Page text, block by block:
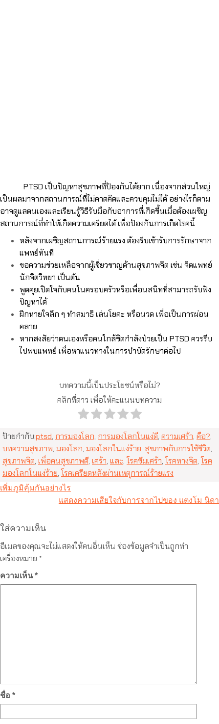
PTSD เป็นปัญหาสุขภาพที่ป้องกันได้ยาก เนื่องจากส่วนใหญ่
เป็นผลมาจากสถานการณ์ที่ไม่คาดคิดและควบคุมไม่ได้ อย่างไรก็ตาม
อาจดูแลตนเองและเรียนรู้วิธีรับมือกับอาการที่เกิดขึ้นเมื่อต้องเผชิญ
สถานการณ์ที่ทำให้เกิดความเครียดได้ เพื่อป้องกันการเกิดโรคนี้
หลังจากเผชิญสถานการณ์ร้ายแรง ต้องรีบเข้ารับการรักษาจาก
แพทย์ทันที
ขอความช่วยเหลือจากผู้เชี่ยวชาญด้านสุขภาพจิต เช่น จิตแพทย์
นักจิตวิทยา เป็นต้น
พูดคุยเปิดใจกับคนในครอบครัวหรือเพื่อนสนิทที่สามารถรับฟัง
ปัญหาได้
ฝึกหายใจลึก ๆ ทำสมาธิ เล่นโยคะ หรือนวด เพื่อเป็นการผ่อน
คลาย
หากสงสัยว่าตนเองหรือคนใกล้ชิดกำลังป่วยเป็น PTSD ควรรีบ
ไปพบแพทย์ เพื่อหาแนวทางในการบำบัดรักษาต่อไป
บทความนี้เป็นประโยชน์หรือไม่?
คลิกที่ดาว เพื่อให้คะแนนบทความ
ป้ายกำกับ:ptsd, การมองโลก, การมองโลกในแง่ดี, ความเศร้า, คือ?,
บทความสุขภาพ, มองโลก, มองโลกในแง่ร้าย, สุขภาพกับการใช้ชีวิต,
สุขภาพจิต, เพื่อคนสุขภาพดี, เศร้า, และ,โรคซึมเศร้า,โรคทางจิต,โรค
มองโลกในแง่ร้าย,โรคเครียดหลังผ่านเหตุการณ์ร้ายแรง
แนะแนว
เพิ่มภูมิคุ้มกันอย่างไร
แสดงความเสียใจกับการจากไปของ แตงโม นิดา
ใส่ความเห็น
อีเมลของคุณจะไม่แสดงให้คนอื่นเห็น ช่องข้อมูลจำเป็นถูกทำ
เครื่องหมาย *
ความเห็น*
ชื่อ *